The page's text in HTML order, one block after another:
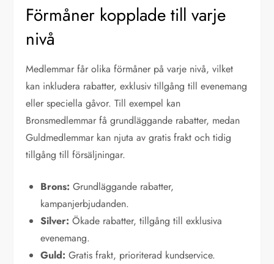
Förmåner kopplade till varje
nivå
Medlemmar får olika förmåner på varje nivå, vilket
kan inkludera rabatter, exklusiv tillgång till evenemang
eller speciella gåvor. Till exempel kan
Bronsmedlemmar få grundläggande rabatter, medan
Guldmedlemmar kan njuta av gratis frakt och tidig
tillgång till försäljningar.
Brons: Grundläggande rabatter,
kampanjerbjudanden.
Silver: Ökade rabatter, tillgång till exklusiva
evenemang.
Guld: Gratis frakt, prioriterad kundservice.